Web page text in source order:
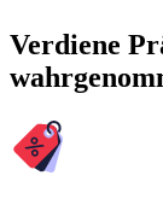
Verdiene